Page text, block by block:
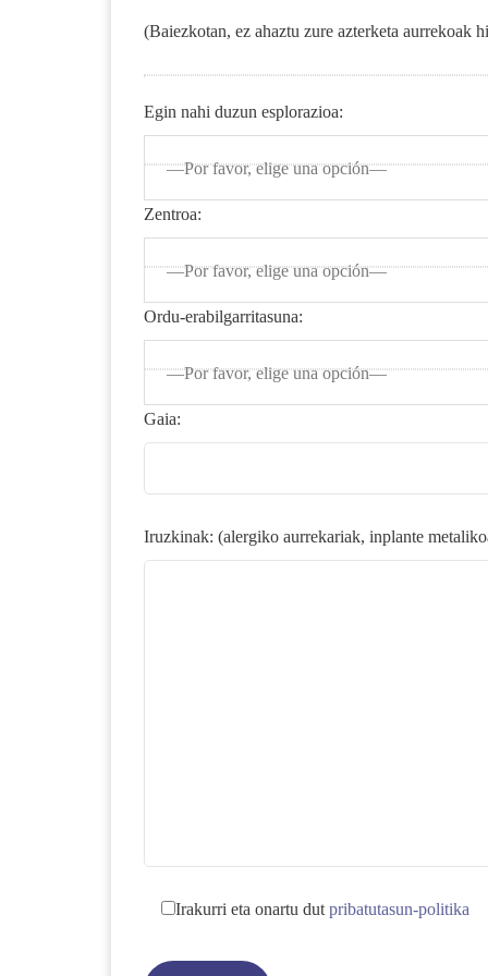
(Baiezkotan, ez ahaztu zure azterketa aurrekoak
Egin nahi duzun esplorazioa:
—Por favor, elige una opción—
Zentroa:
—Por favor, elige una opción—
Ordu-erabilgarritasuna:
—Por favor, elige una opción—
Gaia:
Iruzkinak: (alergiko aurrekariak, inplante
Irakurri eta onartu dutpribatutasun-politika